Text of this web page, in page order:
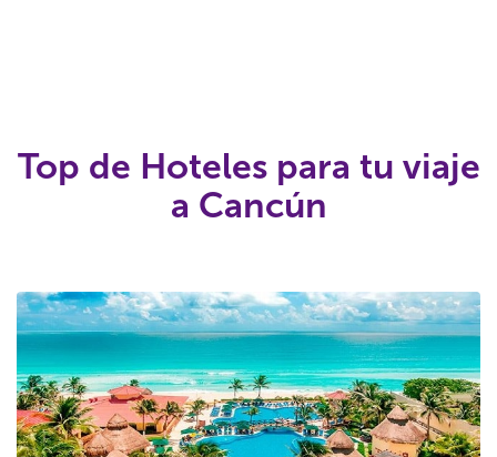
Top de Hoteles para tu viaje
a Cancún